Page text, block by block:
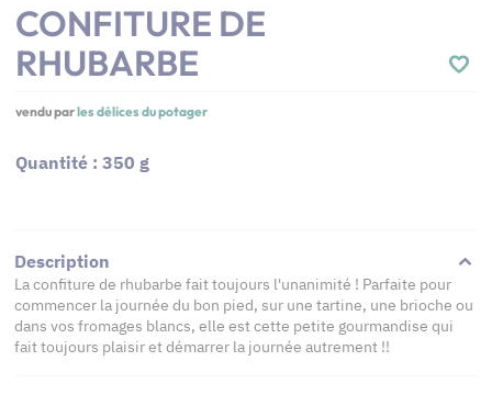
CONFITURE DE
RHUBARBE
vendu parles délices du potager
Quantité : 350 g
Description
La confiture de rhubarbe fait toujours l'unanimité ! Parfaite pour
commencer la journée du bon pied, sur une tartine, une brioche ou
dans vos fromages blancs, elle est cette petite gourmandise qui
fait toujours plaisir et démarrer la journée autrement !!